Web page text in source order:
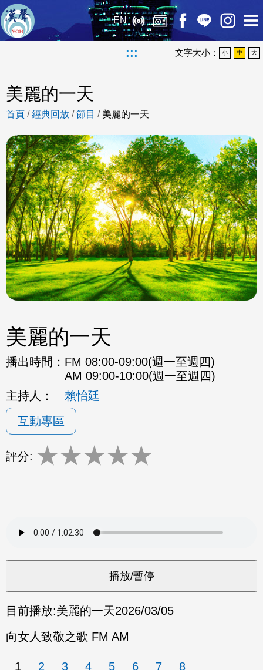
EN
::: 文字大小： 小 中 大
美麗的一天
首頁 /經典回放 /節目 / 美麗的一天
美麗的一天
播出時間： FM 08:00-09:00(週一至週四)
AM 09:00-10:00(週一至週四)
主持人：
賴怡廷
互動專區
評分: ★★★★★
目前播放:美麗的一天2026/03/05
向女人致敬之歌 FM AM
1 2 3 4 5 6 7 8